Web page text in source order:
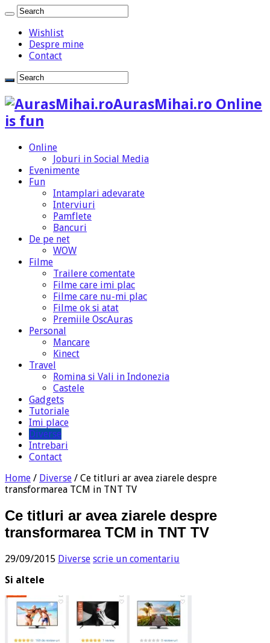
Wishlist
Despre mine
Contact
AurasMihai.ro Online
is fun
Online
Joburi in Social Media
Evenimente
Fun
Intamplari adevarate
Interviuri
Pamflete
Bancuri
De pe net
WOW
Filme
Trailere comentate
Filme care imi plac
Filme care nu-mi plac
Filme ok si atat
Premiile OscAuras
Personal
Mancare
Kinect
Travel
Romina si Vali in Indonezia
Castele
Gadgets
Tutoriale
Imi place
Diverse
Intrebari
Contact
Home / Diverse / Ce titluri ar avea ziarele despre
transformarea TCM in TNT TV
Ce titluri ar avea ziarele despre
transformarea TCM in TNT TV
29/09/2015 Diverse scrie un comentariu
Si altele